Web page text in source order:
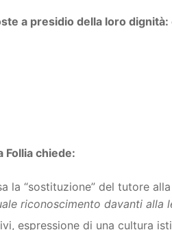
a presidio della loro
Follia chiede:
la “sostituzione” del tutore
riconoscimento davanti alla
espressione di una cultura